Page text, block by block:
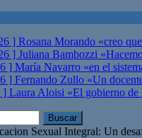
] Rosana Morando «creo
] Juliana Bambozzi
] María Navarro «en el
] Fernando Zullo «Un
] Laura Aloisi «El gobierno de
Sexual Integral: Un